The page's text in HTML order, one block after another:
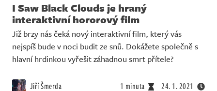
I Saw Black Clouds je hraný
interaktivní hororový film
Již brzy nás čeká nový interaktivní film, který vás
nejspíš bude v noci budit ze snů. Dokážete společně s
hlavní hrdinkou vyřešit záhadnou smrt přítele?
Jiří Šmerda 1 minuta 24. 1. 2021